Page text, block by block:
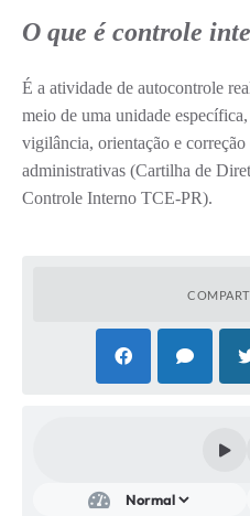
Turismo
Obras
Galeria de Vídeos
Identidade Visual Prefeitura
Planejamento Editorial Prefeitura
Telefones Úteis
O que é controle
É a atividade de autocontrole
meio de uma unidade
vigilância, orientação e correção
administrativas (Cartilha de
Controle Interno TCE-PR).